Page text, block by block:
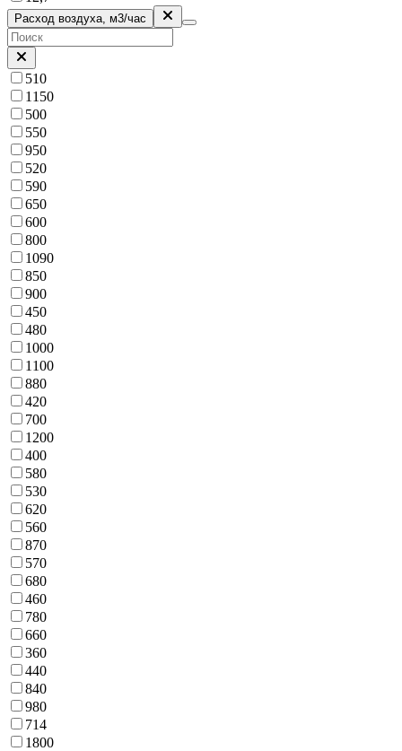
Расход воздуха, м3/час
510
1150
500
550
950
520
590
650
600
800
1090
850
900
450
480
1000
1100
880
420
700
1200
400
580
530
620
560
870
570
680
460
780
660
360
440
840
980
714
1800